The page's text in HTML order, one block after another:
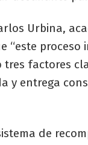
Urbina,
“este
tres factores
y entrega
de